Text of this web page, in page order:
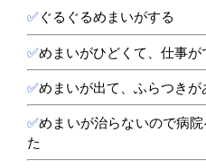
✅ぐるぐるめまいがする
✅めまいがひどくて、仕事が
✅めまいが出て、ふらつきが
✅めまいが治らないので病
た